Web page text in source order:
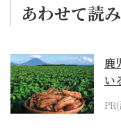
あわせて読
鹿
い